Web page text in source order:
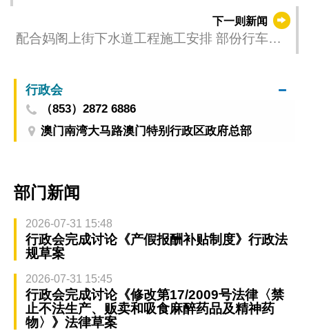
下一则新闻
配合妈阁上街下水道工程施工安排 部份行车道
行政会
（853）2872 6886
澳门南湾大马路澳门特别行政区政府总部
部门新闻
2026-07-31 15:48
行政会完成讨论《产假报酬补贴制度》行政法
规草案
2026-07-31 15:45
行政会完成讨论《修改第17/2009号法律〈禁
止不法生产、贩卖和吸食麻醉药品及精神药
物〉》法律草案